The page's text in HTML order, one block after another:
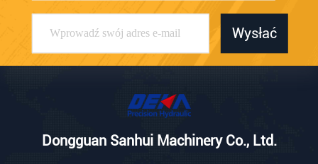
Wysłać
Dongguan Sanhui Machinery Co., Ltd.